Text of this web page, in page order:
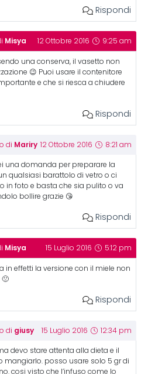
Rispondi
Misya 12 Ottobre 2016 9:25 am
una conserva, il vasetto non
😉 Puoi usare il contenitore
e che si riesca a chiudere
Rispondi
di Mariry 12 Ottobre 2016 8:21 am
una domanda per preparare la
qualsiasi barattolo di vetro o ci
in foto e basta che sia pulito o va
bollire grazie 😘
Rispondi
Misya 15 Luglio 2016 5:12 pm
in effetti la versione con il miele non
Rispondi
di giusy 15 Luglio 2016 12:34 pm
devo stare attenta alla dieta e il
mangiarlo. posso usare solo 5 gr di
cosi visto che l’infuso come lo